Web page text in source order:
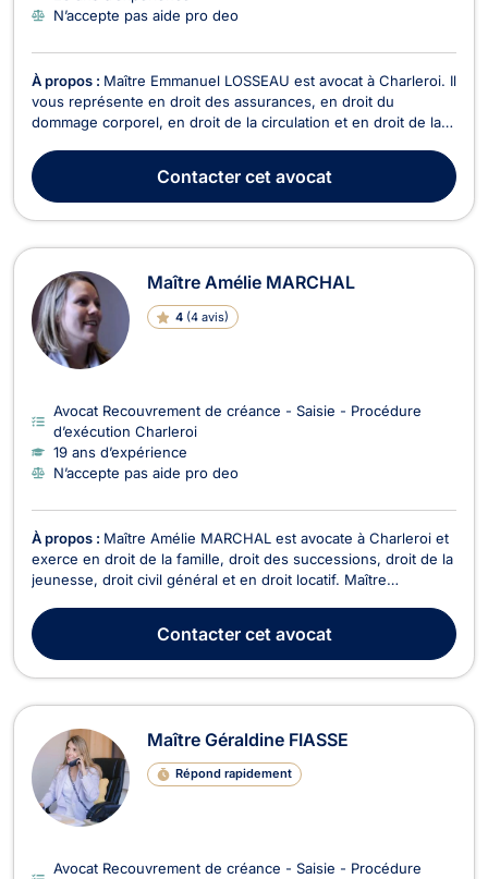
N’accepte pas aide pro deo
À propos : Maître Emmanuel LOSSEAU est avocat à Charleroi. Il
vous représente en droit des assurances, en droit du
dommage corporel, en droit de la circulation et en droit de la
droit des assurances. Il sera en mesure d’intervenir afin de
régler des litiges en cas de sinistre, d'...
Contactercet avocat
Maître Amélie MARCHAL
4 (4 avis)
Avocat Recouvrement de créance - Saisie - Procédure
d’exécution Charleroi
19 ans d’expérience
N’accepte pas aide pro deo
À propos : Maître Amélie MARCHAL est avocate à Charleroi et
exerce en droit de la famille, droit des successions, droit de la
jeunesse, droit civil général et en droit locatif. Maître
Baudouaine 221 C à Chimay (6464). En droit de la famille,
Maître Amélie MARCHAL s’occupe des ...
Contactercet avocat
Maître Géraldine FIASSE
Répond rapidement
Avocat Recouvrement de créance - Saisie - Procédure